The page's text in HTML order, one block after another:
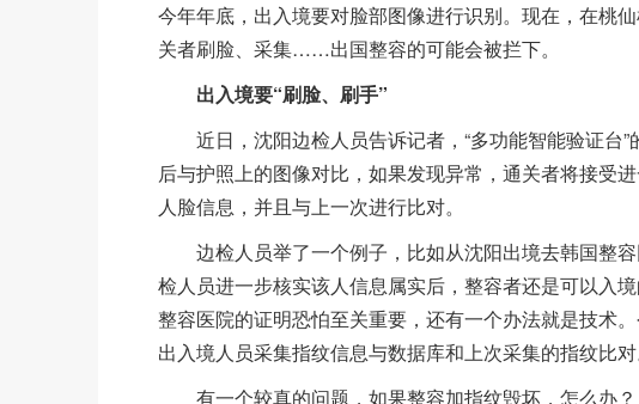
今年年底，出入境要对脸部图像进行识别。现在，在桃
关者刷脸、采集……出国整容的可能会被拦下。
出入境要“刷脸、刷手”
近日，沈阳边检人员告诉记者，“多功能智能验证台”
后与护照上的图像对比，如果发现异常，通关者将接受
人脸信息，并且与上一次进行比对。
边检人员举了一个例子，比如从沈阳出境去韩国整容
检人员进一步核实该人信息属实后，整容者还是可以入
整容医院的证明恐怕至关重要，还有一个办法就是技术
出入境人员采集指纹信息与数据库和上次采集的指纹比对
有一个较真的问题，如果整容加指纹毁坏，怎么办？